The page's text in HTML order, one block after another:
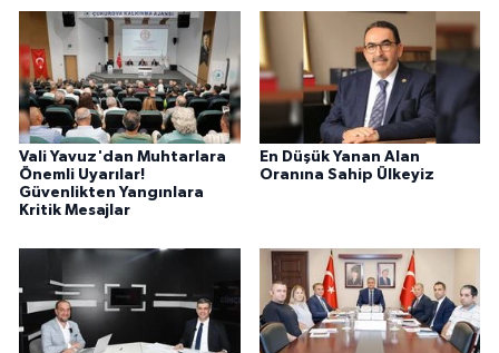
Vali Yavuz'dan Muhtarlara
Önemli Uyarılar!
Güvenlikten Yangınlara
Kritik Mesajlar
En Düşük Yanan Alan
Oranına Sahip Ülkeyiz